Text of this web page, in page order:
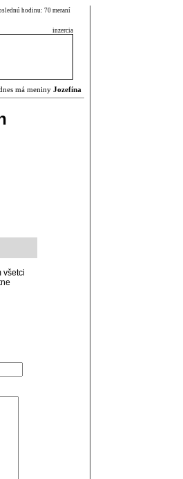
hodinu: 70 meraní
inzercia
má meniny Jozefína
všetci